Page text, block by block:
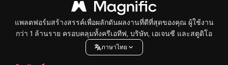
แพลตฟอร์มสร้างสรรค์เพื่อผลักดันผลงานที่ดีที่สุดของคุณ ผู้ใช้งาน
กว่า 1 ล้านราย ครอบคลุมทั้งครีเอทีฟ, บริษัท, เอเจนซี และสตูดิโอ
ภาษาไทย